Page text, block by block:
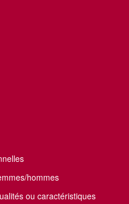
hommes
ou caractéristiques